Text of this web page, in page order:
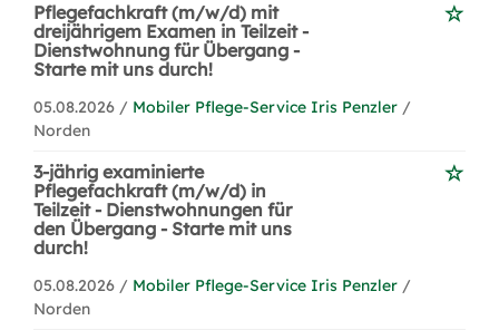
Pflegefachkraft (m/w/d) mit
dreijährigem Examen in Teilzeit -
Dienstwohnung für Übergang -
Starte mit uns durch!
05.08.2026 / Mobiler Pflege-Service Iris Penzler /
Norden
3-jährig examinierte
Pflegefachkraft (m/w/d) in
Teilzeit - Dienstwohnungen für
den Übergang - Starte mit uns
durch!
05.08.2026 / Mobiler Pflege-Service Iris Penzler /
Norden